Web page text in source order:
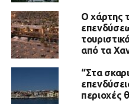
Ο χάρτης
από τα
“Στα
περιοχές